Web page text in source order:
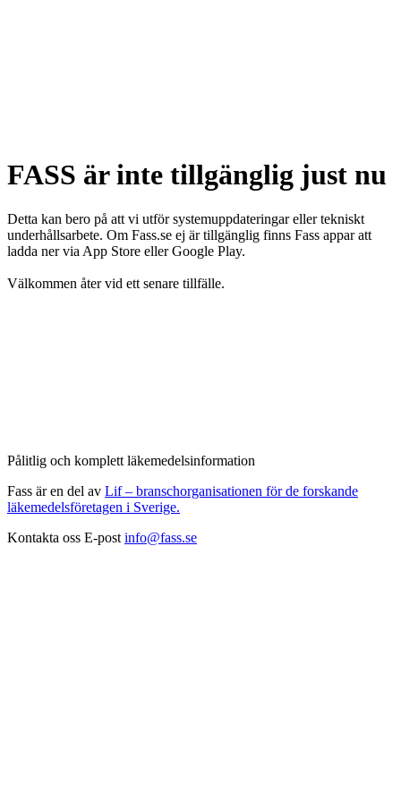
FASS är inte tillgänglig just nu
Detta kan bero på att vi utför systemuppdateringar eller tekniskt
underhållsarbete. Om Fass.se ej är tillgänglig finns Fass appar att
ladda ner via App Store eller Google Play.
Välkommen åter vid ett senare tillfälle.
Pålitlig och komplett läkemedelsinformation
Fass är en del av Lif – branschorganisationen för de forskande
läkemedelsföretagen i Sverige.
Kontakta oss E-post info@fass.se